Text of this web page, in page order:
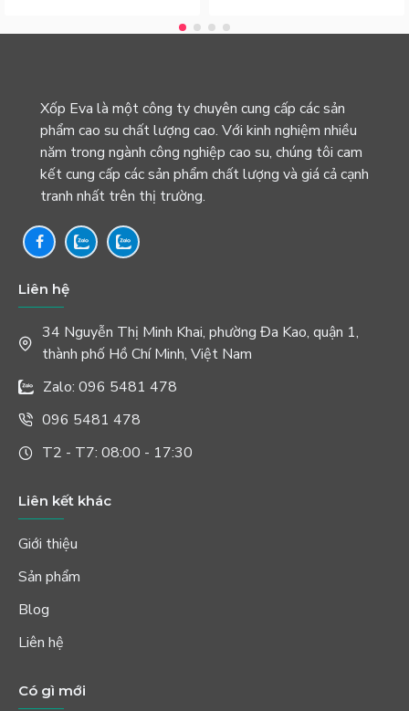
Xốp Eva là một công ty chuyên cung cấp các sản
phẩm cao su chất lượng cao. Với kinh nghiệm nhiều
năm trong ngành công nghiệp cao su, chúng tôi cam
kết cung cấp các sản phẩm chất lượng và giá cả cạnh
tranh nhất trên thị trường.
Liên hệ
34 Nguyễn Thị Minh Khai, phường Đa Kao, quận 1,
thành phố Hồ Chí Minh, Việt Nam
Zalo: 096 5481 478
096 5481 478
T2 - T7: 08:00 - 17:30
Liên kết khác
Giới thiệu
Sản phẩm
Blog
Liên hệ
Có gì mới